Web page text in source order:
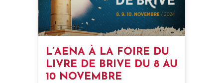
L’AENA À LA FOIRE DU
LIVRE DE BRIVE DU 8 AU
10 NOVEMBRE